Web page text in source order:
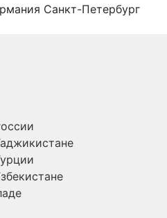
Санкт-Петербург